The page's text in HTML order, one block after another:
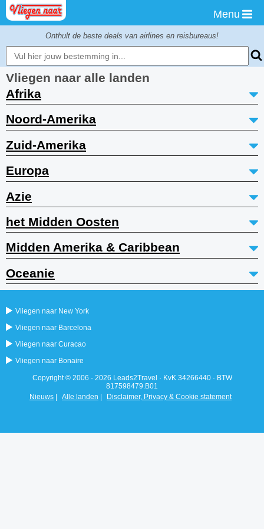
Menu
Onthult de beste deals van airlines en reisbureaus!
Vliegen naar alle landen
Afrika
Noord-Amerika
Zuid-Amerika
Europa
Azie
het Midden Oosten
Midden Amerika & Caribbean
Oceanie
Vliegen naar New York
Vliegen naar Barcelona
Vliegen naar Curacao
Vliegen naar Bonaire
Copyright © 2006 - 2026 Leads2Travel · KvK 34266440 · BTW
817598479.B01
Nieuws
Alle landen Disclaimer, Privacy & Cookie statement